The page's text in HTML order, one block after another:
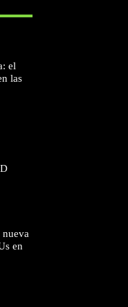
el
las
nueva
en